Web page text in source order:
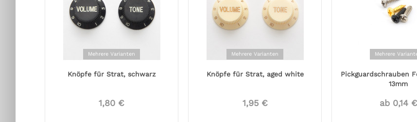
Mehrere Varianten
Knöpfe für Strat, schwarz
1,80 €
Mehrere Varianten
Knöpfe für Strat, aged white
1,95 €
Mehrere
Pickguardschrauben
13mm
ab 0,14 €